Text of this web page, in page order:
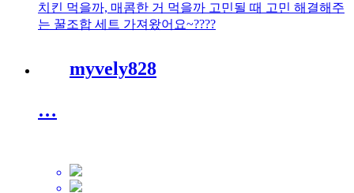
치킨 먹을까, 매콤한 거 먹을까 고민될 때 고민 해결해주
는 꿀조합 세트 가져왔어요~????
myvely828
…